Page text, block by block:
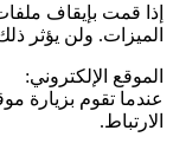
إذا قمت بإيقاف
الميزات. ولن يؤثر
الموقع الإلكتروني:
عندما تقوم بزيارة
الارتباط.